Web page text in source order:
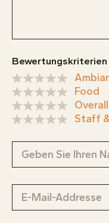
Bewertungskriterien
Food
Staff